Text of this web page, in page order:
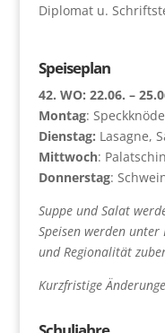
Diplomat u.
Speiseplan
42. WO: 22.06. –
Montag:
Dienstag: Lasagne,
Mittwoch:
Donnerstag:
Suppe und Salat
Speisen werden
und Regionalität
Kurzfristige